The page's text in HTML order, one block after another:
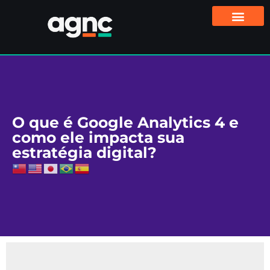
O que é Google Analytics 4 e
como ele impacta sua
estratégia digital?